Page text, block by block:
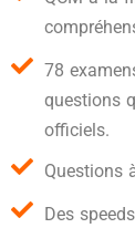
78
questions
officiels.
Questions
Des